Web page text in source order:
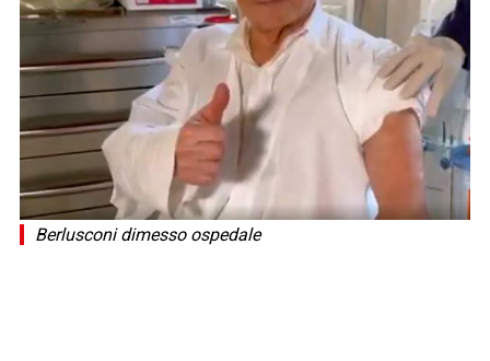
Berlusconi dimesso ospedale